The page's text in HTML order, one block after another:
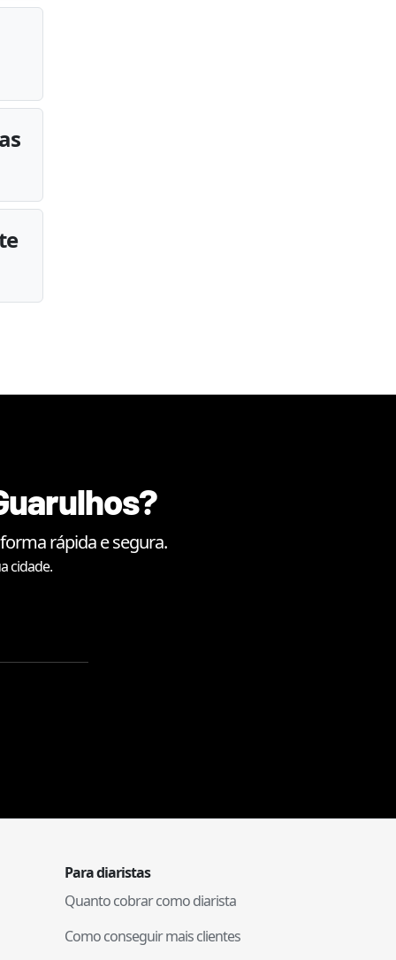
?
rápida e segura.
cidade.
Para diaristas
Quanto cobrar como diarista
Como conseguir mais clientes